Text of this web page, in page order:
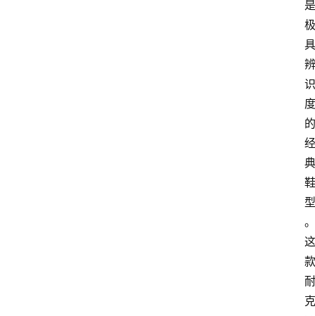
是
极
具
辨
识
度
的
经
典
鞋
型
。
这
款
耐
克